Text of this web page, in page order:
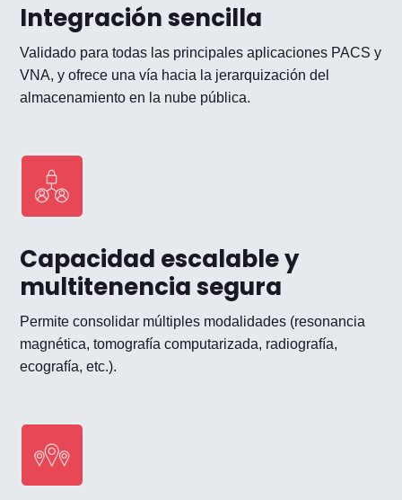
Integración sencilla
Validado para todas las principales aplicaciones PACS y
VNA, y ofrece una vía hacia la jerarquización del
almacenamiento en la nube pública.
Capacidad escalable y
multitenencia segura
Permite consolidar múltiples modalidades (resonancia
magnética, tomografía computarizada, radiografía,
ecografía, etc.).